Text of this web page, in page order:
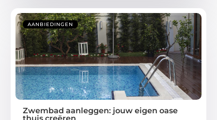
AANBIEDINGEN
Zwembad aanleggen: jouw eigen oase
thuis creëren